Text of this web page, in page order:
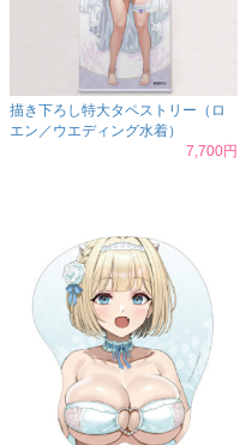
描き下ろし特大タペストリー（ロ
エン／ウエディング水着）
7,700円